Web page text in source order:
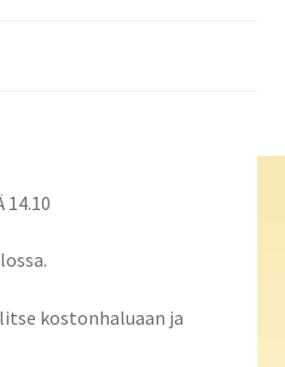
14.10
kostonhaluaan ja